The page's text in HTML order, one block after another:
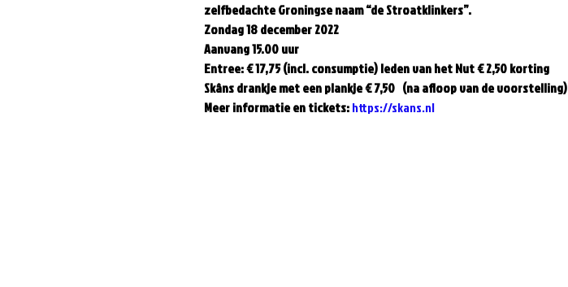
zelfbedachte Groningse naam “de Stroatklinkers”.
Zondag 18 december 2022
Aanvang 15.00 uur
Entree: € 17,75 (incl. consumptie) leden van het Nut € 2,50 korting
Skâns drankje met een plankje € 7,50   (na afloop van de voorstelling)
Meer informatie en tickets: https://skans.nl